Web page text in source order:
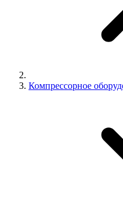
Компрессорное